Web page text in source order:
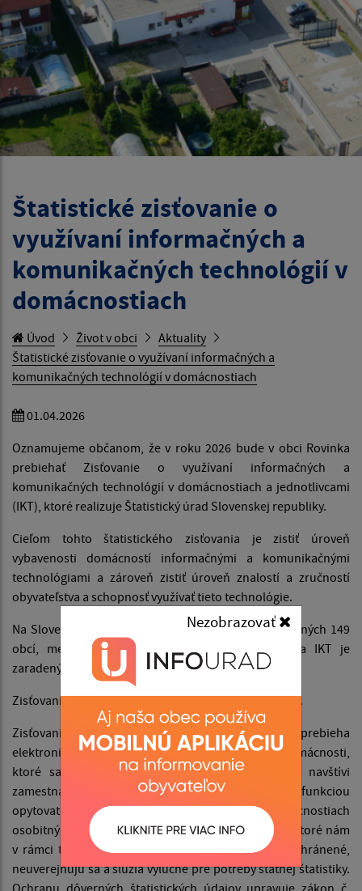
Nezobrazovať
Štatistické zisťovanie o
využívaní informačných a
komunikačných technológií v
domácnostiach
Úvod Život v obci
Aktuality
Štatistické zisťovanie o využívaní informačných a
komunikačných technológií v domácnostiach
01.04.2026
Oznamujeme občanom, že v roku 2026 bude v obci Rovinka
prebiehať Zisťovanie o využívaní informačných a
komunikačných technológií v domácnostiach a jednotlivcami
(IKT), ktoré realizuje Štatistický úrad Slovenskej republiky.
Cieľom tohto štatistického zisťovania je zistiť úroveň
vybavenosti domácností informačnými a komunikačnými
technológiami a zároveň zistiť úroveň znalostí a zručností
obyvateľstva a schopnosť využívať tieto technológie.
Na Slovensku bolo do zisťovania pre rok 2026 vybraných 149
obcí, medzi nimi aj obec Rovinka. Do zisťovania IKT je
zaradených 5 200 domácností.
Zisťovanie sa uskutoční od13. apríla do 26. júna 2026.
Zisťovanie je rozdelené na dve fázy. V prvej fáze prebieha
elektronicky cez web formulár. Neskôr vybrané domácnosti,
ktoré sa nezapojili do elektronického zisťovania, navštívi
zamestnanec Štatistického úradu SR poverený funkciou
opytovateľa, ktorý je povinný preukázať sa v domácnostiach
osobitným poverením. Všetky informácie a názory, ktoré nám
v rámci tohto zisťovania domácnosti poskytnú sú chránené,
neuverejňujú sa a slúžia výlučne pre potreby štátnej štatistiky.